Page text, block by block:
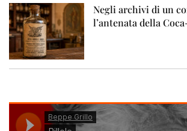
Negli archivi di un
l’antenata della